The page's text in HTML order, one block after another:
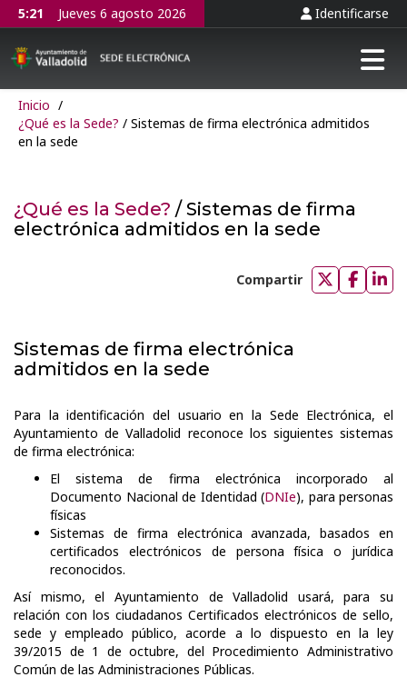
5:21 Jueves 6 agosto 2026 Identificarse
Inicio /
¿Qué es la Sede? / Sistemas de firma electrónica admitidos
en la sede
¿Qué es la Sede? / Sistemas de firma
electrónica admitidos en la sede
Compartir
Compartir
Sistemas de firma electrónica
admitidos en la sede
Para la identificación del usuario en la Sede Electrónica, el
Ayuntamiento de Valladolid reconoce los siguientes sistemas
de firma electrónica:
El sistema de firma electrónica incorporado al
Documento Nacional de Identidad (DNIe), para personas
físicas
Sistemas de firma electrónica avanzada, basados en
certificados electrónicos de persona física o jurídica
reconocidos.
Así mismo, el Ayuntamiento de Valladolid usará, para su
relación con los ciudadanos Certificados electrónicos de sello,
sede y empleado público, acorde a lo dispuesto en la ley
39/2015 de 1 de octubre, del Procedimiento Administrativo
Común de las Administraciones Públicas.